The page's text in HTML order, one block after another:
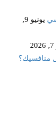
يونيو 9,
منافسيك؟